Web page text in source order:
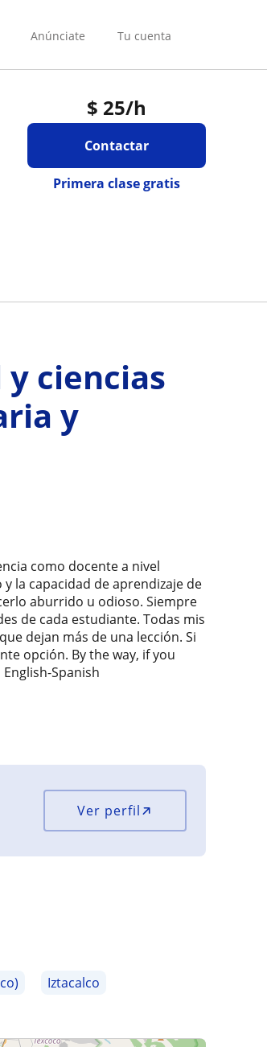
Anúnciate Tu cuenta
$ 25/h
Contactar
Primera clase gratis
ciencias
y
como docente a nivel
la capacidad de aprendizaje de
aburrido u odioso. Siempre
de cada estudiante. Todas mis
dejan más de una lección. Si
opción. By the way, if you
Spanish
Ver perfil
Iztacalco